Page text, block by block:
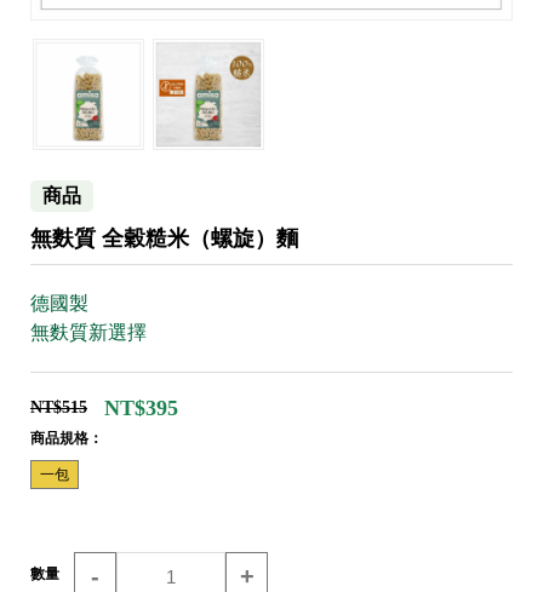
商品
無麩質 全穀糙米（螺旋）麵
德國製
無麩質新選擇
NT$515 NT$395
商品規格：
一包
數量 - +